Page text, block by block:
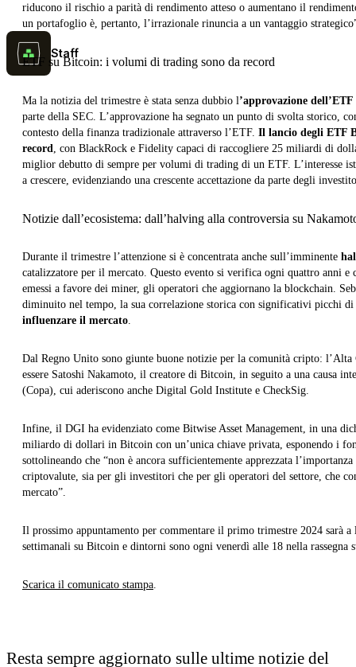
Staff
riducono il rischio a parità di rendimento atteso o aumentano il
un portafoglio è, pertanto, l’irrazionale rinuncia a un vantaggio
ETF su Bitcoin: i volumi di trading sono da record
Ma la notizia del trimestre è stata senza dubbio l’approvazione
parte della SEC. L’approvazione ha segnato un punto di svolta storico,
contesto della finanza tradizionale attraverso l’ETF. Il lancio degli ETF
record , con BlackRock e Fidelity capaci di raccogliere 25 miliardi di
miglior debutto di sempre per volumi di trading di un ETF. L’interesse
a crescere, evidenziando una crescente accettazione da parte degli
Notizie dall’ecosistema: dall’halving alla controversia su
Durante il trimestre l’attenzione si è concentrata anche sull’imminente
catalizzatore per il mercato. Questo evento si verifica ogni quattro anni
emessi a favore dei miner, gli operatori che aggiornano la blockchain.
diminuito nel tempo, la sua correlazione storica con significativi picchi
influenzare il mercato.
Dal Regno Unito sono giunte buone notizie per la comunità cripto:
essere Satoshi Nakamoto, il creatore di Bitcoin, in seguito a una causa
(Copa), cui aderiscono anche Digital Gold Institute e CheckSig.
Infine, il DGI ha evidenziato come Bitwise Asset Management, in una
miliardo di dollari in Bitcoin con un’unica chiave privata, esponendo i
sottolineando che “non è ancora sufficientemente apprezzata
criptovalute, sia per gli investitori che per gli operatori del settore, che
mercato”.
Il prossimo appuntamento per commentare il primo trimestre 2024 sarà
settimanali su Bitcoin e dintorni sono ogni venerdì alle 18 nella rassegna
Scarica il comunicato stampa.
Resta sempre aggiornato sulle ultime notizie del